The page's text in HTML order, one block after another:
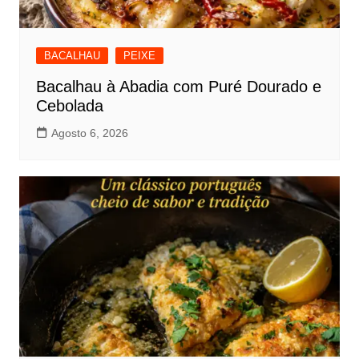
BACALHAU PEIXE
Bacalhau à Abadia com Puré Dourado e
Cebolada
Agosto 6, 2026